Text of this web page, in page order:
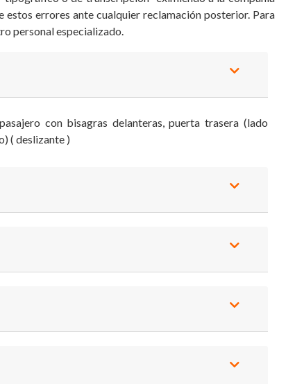
errores ante cualquier reclamación posterior. Para
personal especializado.
con bisagras delanteras, puerta trasera (lado
( deslizante )